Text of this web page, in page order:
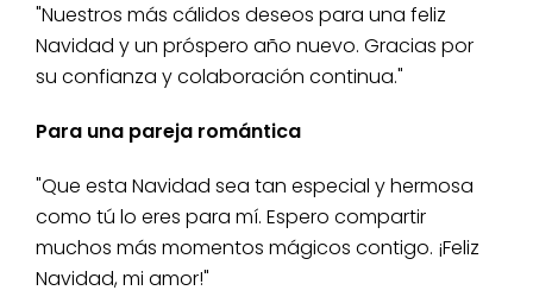
"Nuestros más cálidos deseos para una feliz
Navidad y un próspero año nuevo. Gracias por
su confianza y colaboración continua."
Para una pareja romántica
"Que esta Navidad sea tan especial y hermosa
como tú lo eres para mí. Espero compartir
muchos más momentos mágicos contigo. ¡Feliz
Navidad, mi amor!"